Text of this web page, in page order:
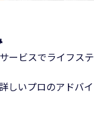
ービスでライフステ
しいプロのアドバイ